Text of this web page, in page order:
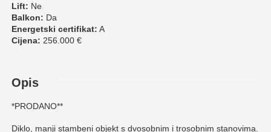
Lift: Ne
Balkon: Da
Energetski certifikat: A
Cijena: 256.000 €
Opis
*PRODANO**
Diklo, manji stambeni objekt s dvosobnim i trosobnim stanovima.